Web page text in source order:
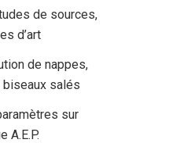
de sources,
d’art
de nappes,
biseaux salés
sur
A.E.P.